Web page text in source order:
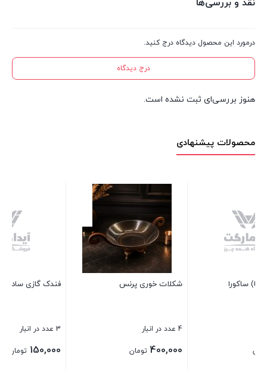
نقد و بررسی‌ها
درمورد این محصول دیدگاه درج کنید.
درج دیدگاه
هنوز بررسی‌ای ثبت نشده است.
محصولات پیشنهادی
فندک گازی ساده
تومان
16 عدد در انبار
1,700,000